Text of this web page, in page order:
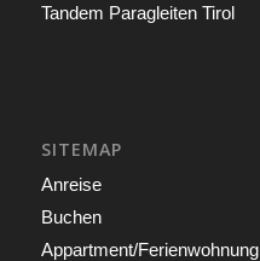
Tandem Paragleiten Tirol
SITEMAP
Anreise
Buchen
Appartment/Ferienwohnung